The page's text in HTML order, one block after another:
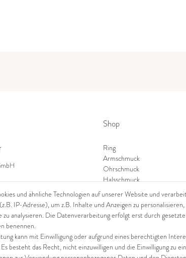
40
arena.com
Shop
Ring
Armschmuck
Ohrschmuck
Halsschmuck
und ähnliche Technologien auf unserer Website und
IP-Adresse), um z.B. Inhalte und Anzeigen zu
zu analysieren. Die Datenverarbeitung erfolgt erst durch
benennen.
kann mit Einwilligung oder aufgrund eines berechtigten
besteht das Recht, nicht einzuwilligen und die Einwilligung zu